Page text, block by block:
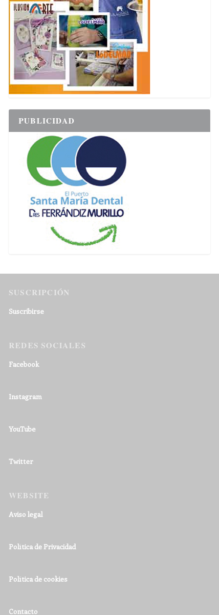
PUBLICIDAD
SUSCRIPCIÓN
Suscribirse
REDES SOCIALES
Facebook
Instagram
YouTube
Twitter
WEBSITE
Aviso legal
Política de Privacidad
Política de cookies
Contacto